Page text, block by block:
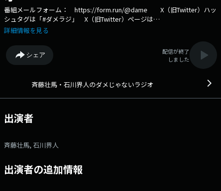
番組メールフォーム： https://form.run/@dame X（旧Twitter）ハッ
シュタグは「#ダメラジ」 X（旧Twitter）ページは
「https://x.com/dameradi」 ＜イベント情報＞ 【斉藤壮馬・石
2025年10月12日（日） ■出演：斉藤壮馬、石川界人、小野大輔（ゲス
ト）、羽多野渉（ゲスト）
https://www.joqr.co.jp/lp/dame/event2025/ 斉藤壮馬・石川界人の2
ジオ、それがダメラジです。 二人の普段のトークをほぼ実寸大（？）
えてくださいね！ コーナー紹介 ダメ安箱 リスナーさん自身や、リ
スナーさんの周りのダメな人の行動などを報告してもらい、二人でトーク
あるのか… 性格が大きく違う二人で考えていきます。ぜひ、皆さまの周
りのダメな行動をお送りください！ 壮馬君・界人君聞いてくださ
い、二人にお勧めしてもらいます。はまるとそれを極めようとしがちな二
詳細情報を見る
シェア
配信が終了
しました
斉藤壮馬・石川界人のダメじゃないラジオ
出演者
斉藤壮馬, 石川界人
出演者の追加情報